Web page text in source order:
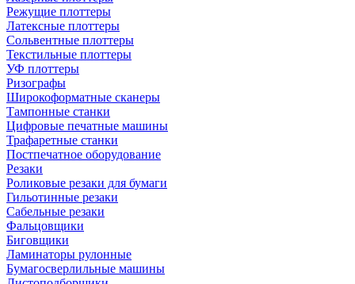
Режущие плоттеры
Латексные плоттеры
Сольвентные плоттеры
Текстильные плоттеры
УФ плоттеры
Ризографы
Широкоформатные сканеры
Тампонные станки
Цифровые печатные машины
Трафаретные станки
Постпечатное оборудование
Резаки
Роликовые резаки для бумаги
Гильотинные резаки
Сабельные резаки
Фальцовщики
Биговщики
Ламинаторы рулонные
Бумагосверлильные машины